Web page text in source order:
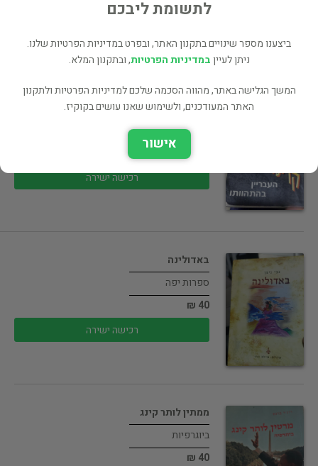
קרימינולוגיה- העבריין בהתהוותו
הדרכה
רכישה ישירה
באדולינה
ספרות יפה
40 ₪
רכישה ישירה
ממתין לותר קינג
ביוגרפיות
40 ₪
לתשומת ליבכם
ביצענו מספר שינויים בתקנון האתר, ובפרט במדיניות הפרטיות שלנו.
ניתן לעייןבמדיניות הפרטיות, ובתקנון המלא.
המשך הגלישה באתר, מהווה הסכמה שלכם למדיניות הפרטיות ולתקנון
האתר המעודכנים, ולשימוש שאנו עושים בקוקיז.
אישור